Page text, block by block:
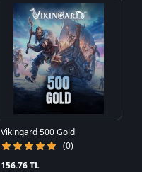
Vikingard 500 Gold
(0)
156.76 TL